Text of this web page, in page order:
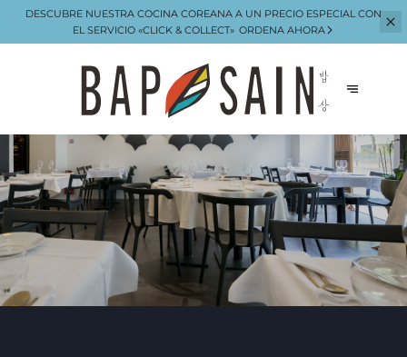
DESCUBRE NUESTRA COCINA COREANA A UN PRECIO ESPECIAL CON
ELSERVICIO «CLICK & COLLECT» ORDENA AHORA